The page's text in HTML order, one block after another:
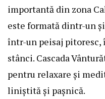
importantă din zona
este formată dintr-un
într-un peisaj pitoresc,
stânci. Cascada
pentru relaxare și
liniștită și pașnică.